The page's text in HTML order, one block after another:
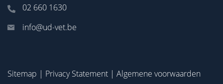
02 660 1630
info@ud-vet.be
Sitemap | Privacy Statement | Algemene voorwaarden